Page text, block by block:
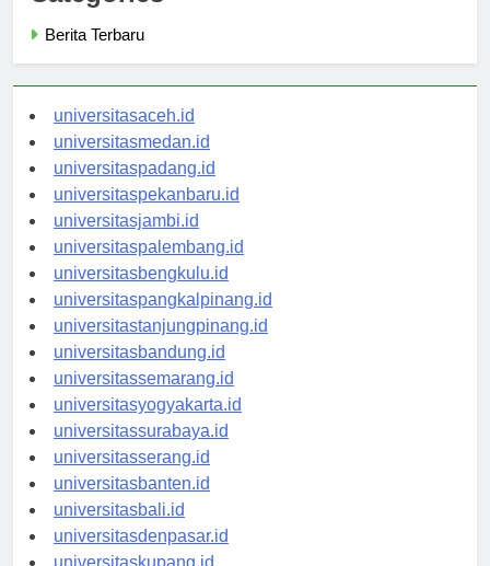
Categories
universitasaceh.id
universitasmedan.id
universitaspadang.id
universitaspekanbaru.id
universitasjambi.id
universitaspalembang.id
universitasbengkulu.id
universitaspangkalpinang.id
universitastanjungpinang.id
universitasbandung.id
universitassemarang.id
universitasyogyakarta.id
universitassurabaya.id
universitasserang.id
universitasbanten.id
universitasbali.id
universitasdenpasar.id